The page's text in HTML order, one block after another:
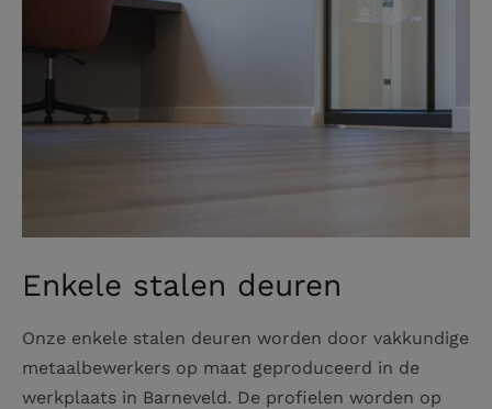
Enkele stalen deuren
Onze enkele stalen deuren worden door vakkundige
metaalbewerkers op maat geproduceerd in de
werkplaats in Barneveld. De profielen worden op